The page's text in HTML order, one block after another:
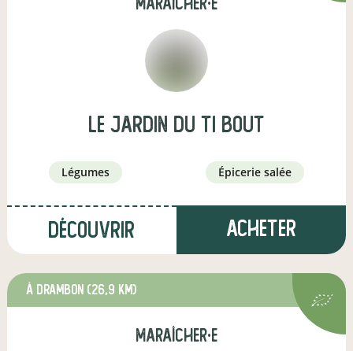
Le jardin du Ti bout
légumes épicerie salée
Découvrir Acheter
à Drambon (26,9 km)
maraîcher·e